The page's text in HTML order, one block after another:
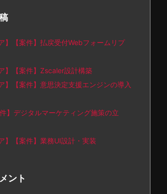
】【案件】払戻受付Webフォームリプ
】【案件】Zscaler設計構築
】【案件】意思決定支援エンジンの導入
件】デジタルマーケティング施策の立
】【案件】業務UI設計・実装
ント